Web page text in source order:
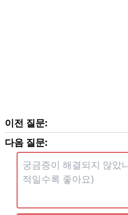
이전 질문:
다음 질문: